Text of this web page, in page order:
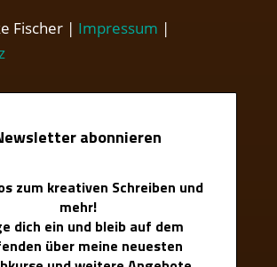
Fischer | Impressum |
abonnieren
zum kreativen Schreiben und
mehr!
dich ein und bleib auf dem
über meine neuesten